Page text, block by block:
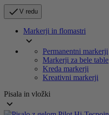
 V redu
Markerji in flomastri

Permanentni markerji
Markerji za bele table
Kreda markerji
Kreativni markerji
Pisala in vložki
